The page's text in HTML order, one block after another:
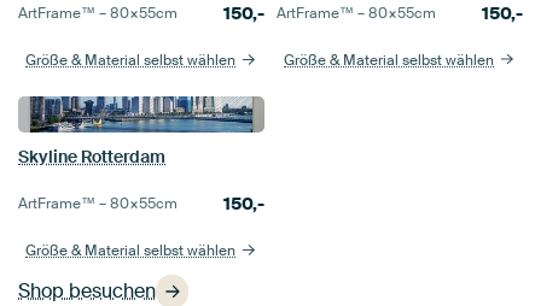
Shop besuchen
ArtFrame™ –80×55cm 150,-
Größe & Material selbst wählen
ArtFrame™ –80×55cm 150,-
Größe & Material selbst wählen
Skyline Rotterdam
ArtFrame™ –80×55cm 150,-
Größe & Material selbst wählen